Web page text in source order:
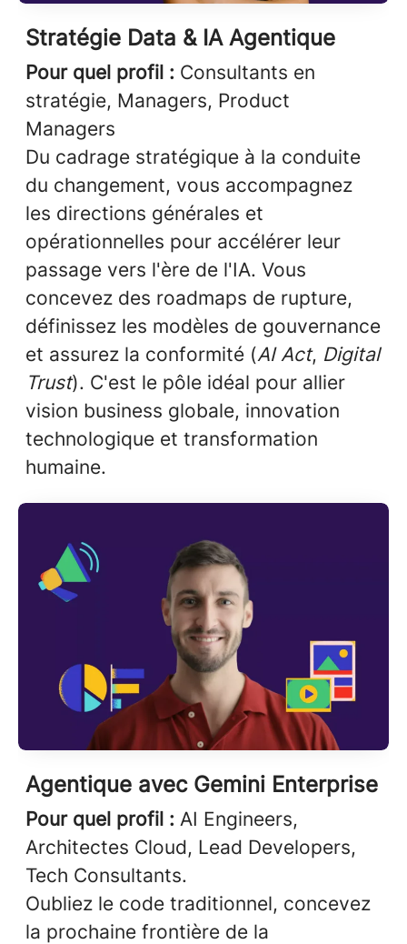
Stratégie Data & IA Agentique
Pour quel profil : Consultants en
stratégie, Managers, Product
Managers
Du cadrage stratégique à la conduite
du changement, vous accompagnez
les directions générales et
opérationnelles pour accélérer leur
passage vers l'ère de l'IA. Vous
concevez des roadmaps de rupture,
définissez les modèles de gouvernance
et assurez la conformité (AI Act, Digital
Trust). C'est le pôle idéal pour allier
vision business globale, innovation
technologique et transformation
humaine.
Agentique avec Gemini Enterprise
Pour quel profil : AI Engineers,
Architectes Cloud, Lead Developers,
Tech Consultants.
Oubliez le code traditionnel, concevez
la prochaine frontière de la